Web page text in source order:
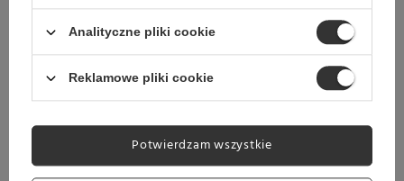
OUTLET KONESSO HERBATY
Analityczne pliki cookie
Reklamowe pliki cookie
Potwierdzam wszystkie